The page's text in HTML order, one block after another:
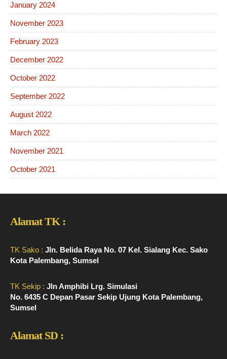
January 2024
November 2023
February 2023
December 2022
October 2022
September 2022
August 2022
March 2022
November 2021
October 2021
Alamat TK :
TK Sako : Jln. Belida Raya No. 07 Kel. Sialang Kec. Sako
Kota Palembang, Sumsel
TK Sekip : Jln Amphibi Lrg. Simulasi
No. 6435 C Depan Pasar Sekip Ujung Kota Palembang,
Sumsel
Alamat SD :